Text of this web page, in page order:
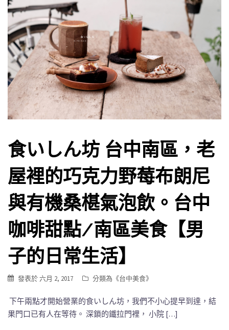
食いしん坊 台中南區，老
屋裡的巧克力野莓布朗尼
與有機桑椹氣泡飲。台中
咖啡甜點/南區美食【男
子的日常生活】
發表於六月 2, 2017 分類為《台中美食》
下午兩點才開始營業的食いしん坊，我們不小心提早到達，結
果門口已有人在等待。 深鎖的鐵拉門裡， 小院 […]